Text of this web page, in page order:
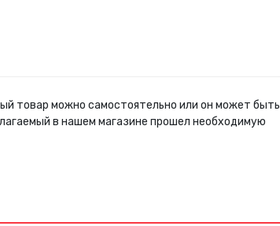
товар можно самостоятельно или он может быть
в нашем магазине прошел необходимую